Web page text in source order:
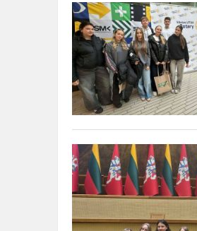
„Level
Up“
renginys,
skirtas
Pasaulinei
pinigų
savaitei
pam...
Respublikinis
rašinių
konkursas
„Mes
esame